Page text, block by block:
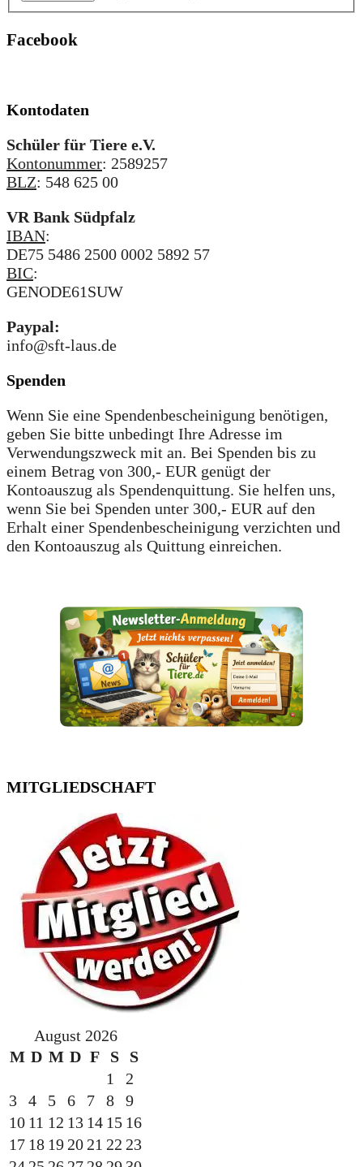
Facebook
Kontodaten
Schüler für Tiere e.V.
Kontonummer: 2589257
BLZ: 548 625 00
VR Bank Südpfalz
IBAN:
DE75 5486 2500 0002 5892 57
BIC:
GENODE61SUW
Paypal:
info@sft-laus.de
Spenden
Wenn Sie eine Spendenbescheinigung benötigen,
geben Sie bitte unbedingt Ihre Adresse im
Verwendungszweck mit an. Bei Spenden bis zu
einem Betrag von 300,- EUR genügt der
Kontoauszug als Spendenquittung. Sie helfen uns,
wenn Sie bei Spenden unter 300,- EUR auf den
Erhalt einer Spendenbescheinigung verzichten und
den Kontoauszug als Quittung einreichen.
MITGLIEDSCHAFT
August 2026
M D M D F S
S
1
2
3
4 5 6 7 8
9
10 11 12 13 14 15 16
17 18 19 20 21 22 23